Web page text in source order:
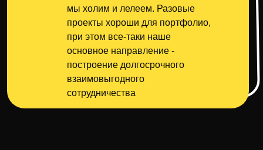
мы холим и лелеем. Разовые
проекты хороши для портфолио,
при этом все-таки наше
основное направление -
построение долгосрочного
взаимовыгодного
сотрудничества